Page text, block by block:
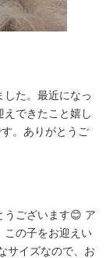
した。最近になっ
できたこと嬉し
。ありがとうご
うございます😊 ア
この子をお迎えい
サイズなので、お